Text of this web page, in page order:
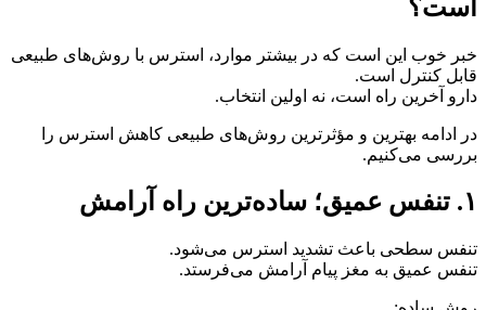
است؟
خبر خوب این است که در بیشتر موارد، استرس با روش‌های طبیعی
قابل کنترل است.
دارو آخرین راه است، نه اولین انتخاب.
در ادامه بهترین و مؤثرترین روش‌های طبیعی کاهش استرس را
بررسی می‌کنیم.
۱. تنفس عمیق؛ ساده‌ترین راه آرامش
تنفس سطحی باعث تشدید استرس می‌شود.
تنفس عمیق به مغز پیام آرامش می‌فرستد.